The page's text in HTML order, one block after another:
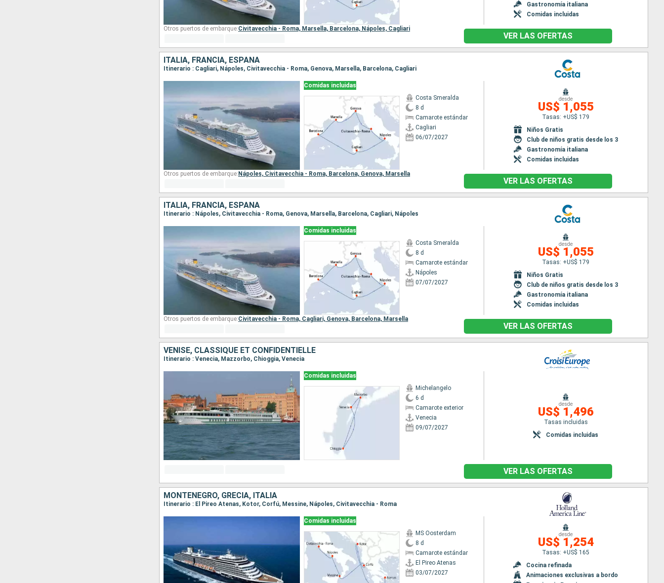
Gastronomía italiana
Comidas incluidas
Otros puertos de embarque:Civitavecchia - Roma, Marsella, Barcelona, Nápoles, Cagliari
VER LAS OFERTAS
ITALIA, FRANCIA, ESPAÑA
Itinerario : Cagliari, Nápoles, Civitavecchia - Roma, Genova, Marsella, Barcelona, Cagliari
Comidas incluidas
Costa Smeralda
8 d
Camarote estándar
Cagliari
06/07/2027
desde
US$ 1,055
Tasas: +US$ 179
Niños Gratis
Club de niños gratis desde los 3
Gastronomía italiana
Comidas incluidas
Otros puertos de embarque: Nápoles, Civitavecchia - Roma, Barcelona, Genova, Marsella
VER LAS OFERTAS
ITALIA, FRANCIA, ESPAÑA
Itinerario : Nápoles, Civitavecchia - Roma, Genova, Marsella, Barcelona, Cagliari, Nápoles
Comidas incluidas
Costa Smeralda
8 d
Camarote estándar
Nápoles
07/07/2027
desde
US$ 1,055
Tasas: +US$ 179
Niños Gratis
Club de niños gratis desde los 3
Gastronomía italiana
Comidas incluidas
Otros puertos de embarque:Civitavecchia - Roma, Cagliari, Genova, Barcelona, Marsella
VER LAS OFERTAS
VENISE, CLASSIQUE ET CONFIDENTIELLE
Itinerario : Venecia, Mazzorbo, Chioggia, Venecia
Comidas incluidas
Michelangelo
6 d
Camarote exterior
Venecia
09/07/2027
desde
US$ 1,496
Tasas incluidas
Comidas incluidas
VER LAS OFERTAS
MONTENEGRO, GRECIA, ITALIA
Itinerario : El Pireo Atenas, Kotor, Corfú, Messine, Nápoles, Civitavecchia - Roma
Comidas incluidas
MS Oosterdam
8 d
Camarote estándar
El Pireo Atenas
03/07/2027
desde
US$ 1,254
Tasas: +US$ 165
Cocina refinada
Animaciones exclusivas a bordo